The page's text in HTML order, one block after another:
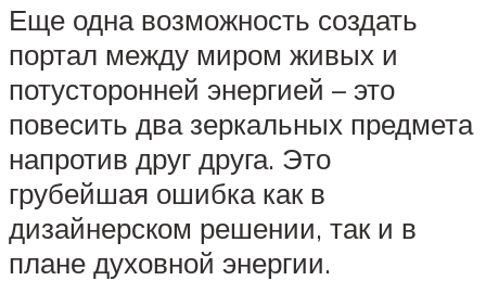
Еще одна возможность создать
портал между миром живых и
потусторонней энергией – это
повесить два зеркальных предмета
напротив друг друга. Это
грубейшая ошибка как в
дизайнерском решении, так и в
плане духовной энергии.